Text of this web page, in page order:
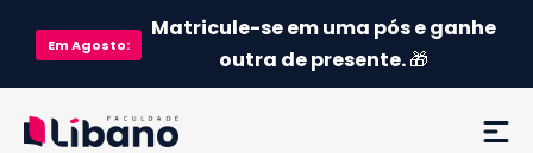
EmAgosto:
Matricule-se em uma pós e ganhe
outra de presente.🎁